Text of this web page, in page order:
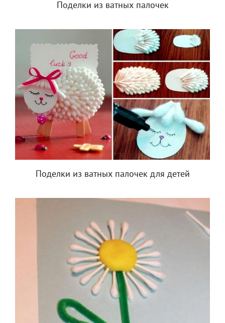
Поделки из ватных палочек
Поделки из ватных палочек для детей